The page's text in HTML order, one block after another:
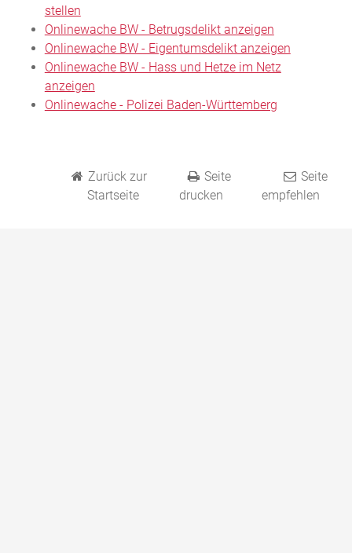
stellen
Onlinewache BW - Betrugsdelikt anzeigen
Onlinewache BW - Eigentumsdelikt anzeigen
Onlinewache BW - Hass und Hetze im Netz
anzeigen
Onlinewache - Polizei Baden-Württemberg
Zurück zur
Startseite
Seite
drucken
Seite
empfehlen